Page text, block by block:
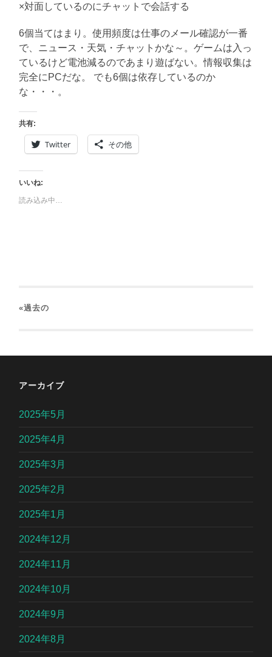
×対面しているのにチャットで会話する
6個当てはまり。使用頻度は仕事のメール確認が一番
で、ニュース・天気・チャットかな～。ゲームは入っ
ているけど電池減るのであまり遊ばない。情報収集は
完全にPCだな。 でも6個は依存しているのか
な・・・。
共有:
Twitter その他
いいね:
読み込み中…
«過去の
アーカイブ
2025年5月
2025年4月
2025年3月
2025年2月
2025年1月
2024年12月
2024年11月
2024年10月
2024年9月
2024年8月